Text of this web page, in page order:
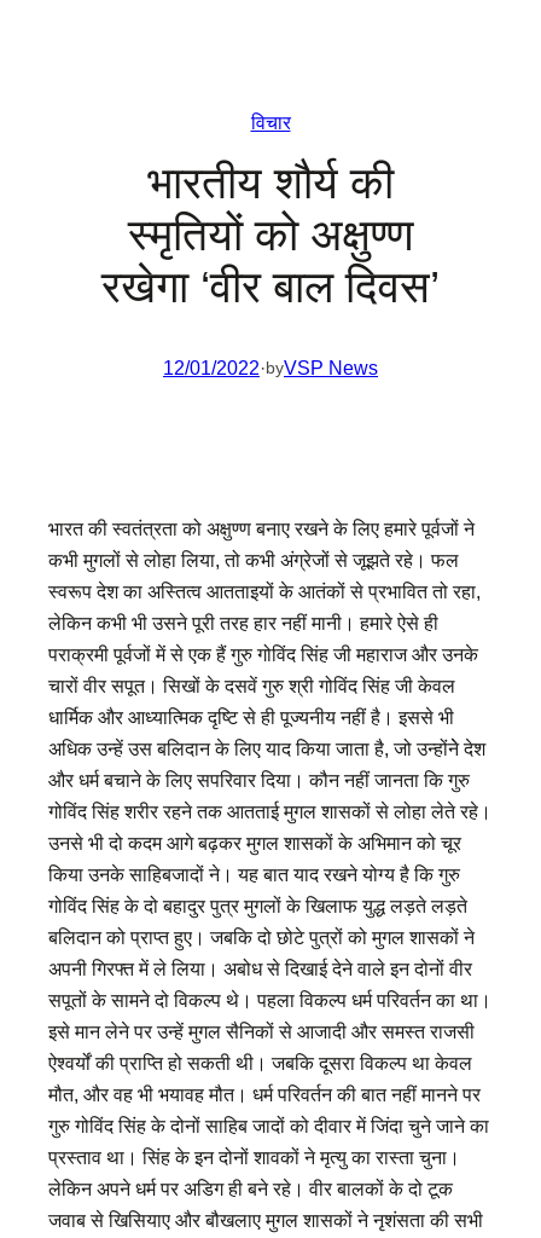
विचार
भारतीय शौर्य की
स्मृतियों को अक्षुण्ण
रखेगा ‘वीर बाल दिवस’
12/01/2022·byVSP News
भारत की स्वतंत्रता को अक्षुण्ण बनाए रखने के लिए हमारे पूर्वजों ने
कभी मुगलों से लोहा लिया, तो कभी अंग्रेजों से जूझते रहे। फल
स्वरूप देश का अस्तित्व आतताइयों के आतंकों से प्रभावित तो रहा,
लेकिन कभी भी उसने पूरी तरह हार नहीं मानी। हमारे ऐसे ही
पराक्रमी पूर्वजों में से एक हैं गुरु गोविंद सिंह जी महाराज और उनके
चारों वीर सपूत। सिखों के दसवें गुरु श्री गोविंद सिंह जी केवल
धार्मिक और आध्यात्मिक दृष्टि से ही पूज्यनीय नहीं है। इससे भी
अधिक उन्हें उस बलिदान के लिए याद किया जाता है, जो उन्होंनेे देश
और धर्म बचाने के लिए सपरिवार दिया। कौन नहीं जानता कि गुरु
गोविंद सिंह शरीर रहने तक आतताई मुगल शासकों से लोहा लेते रहे।
उनसे भी दो कदम आगे बढ़कर मुगल शासकों के अभिमान को चूर
किया उनके साहिबजादों ने। यह बात याद रखने योग्य है कि गुरु
गोविंद सिंह के दो बहादुर पुत्र मुगलों के खिलाफ युद्ध लड़ते लड़ते
बलिदान को प्राप्त हुए। जबकि दो छोटे पुत्रों को मुगल शासकों ने
अपनी गिरफ्त में ले लिया। अबोध से दिखाई देने वाले इन दोनों वीर
सपूतों के सामने दो विकल्प थे। पहला विकल्प धर्म परिवर्तन का था।
इसे मान लेने पर उन्हें मुगल सैनिकों से आजादी और समस्त राजसी
ऐश्वर्यों की प्राप्ति हो सकती थी। जबकि दूसरा विकल्प था केवल
मौत, और वह भी भयावह मौत। धर्म परिवर्तन की बात नहीं मानने पर
गुरु गोविंद सिंह के दोनों साहिब जादों को दीवार में जिंदा चुने जाने का
प्रस्ताव था। सिंह के इन दोनों शावकों ने मृत्यु का रास्ता चुना।
लेकिन अपने धर्म पर अडिग ही बने रहे। वीर बालकों के दो टूक
जवाब से खिसियाए और बौखलाए मुगल शासकों ने नृशंसता की सभी